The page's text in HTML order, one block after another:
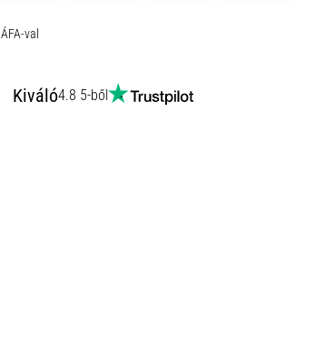
ÁFA-val
Kiváló4.8 5-ből